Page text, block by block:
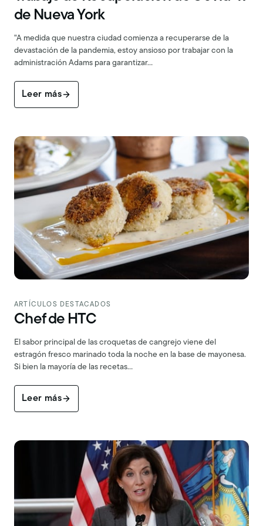
de Nueva York
"A medida que nuestra ciudad comienza a recuperarse de la
devastación de la pandemia, estoy ansioso por trabajar con la
administración Adams para garantizar…
Leer más
ARTÍCULOS DESTACADOS
Chef de HTC
El sabor principal de las croquetas de cangrejo viene del
estragón fresco marinado toda la noche en la base de mayonesa.
Si bien la mayoría de las recetas…
Leer más